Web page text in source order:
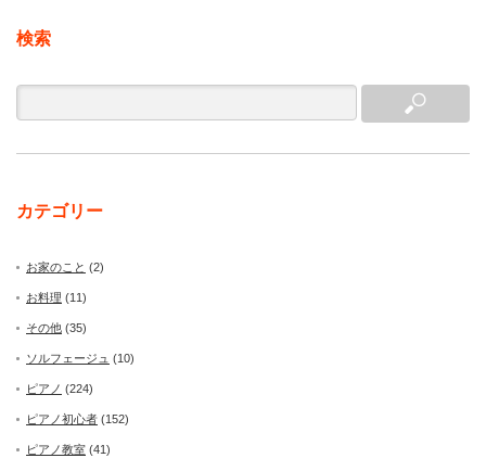
検索
カテゴリー
お家のこと (2)
お料理 (11)
その他 (35)
ソルフェージュ (10)
ピアノ (224)
ピアノ初心者 (152)
ピアノ教室 (41)